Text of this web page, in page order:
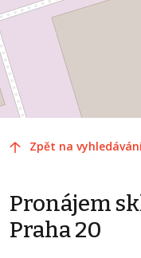
Zpět na
Pronájem
Praha 20